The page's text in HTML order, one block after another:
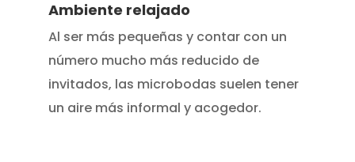
Ambiente relajado
Al ser más pequeñas y contar con un
número mucho más reducido de
invitados, las microbodas suelen tener
un aire más informal y acogedor.